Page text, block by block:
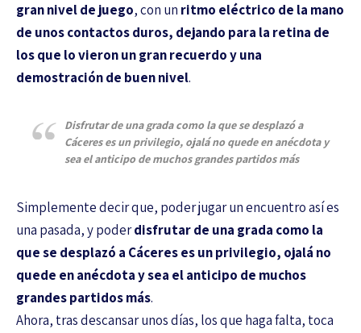
gran nivel de juego, con un ritmo eléctrico de la mano
de unos contactos duros, dejando para la retina de
los que lo vieron un gran recuerdo y una
demostración de buen nivel.
Disfrutar de una grada como la que se desplazó a
Cáceres es un privilegio, ojalá no quede en anécdota y
sea el anticipo de muchos grandes partidos más
Simplemente decir que, poder jugar un encuentro así es
una pasada, y poderdisfrutar de una grada como la
que se desplazó a Cáceres es un privilegio, ojalá no
quede en anécdota y sea el anticipo de muchos
grandes partidos más.
Ahora, tras descansar unos días, los que haga falta, toca